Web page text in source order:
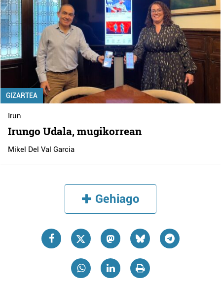
GIZARTEA
Irun
Irungo Udala, mugikorrean
Mikel Del Val Garcia
Gehiago